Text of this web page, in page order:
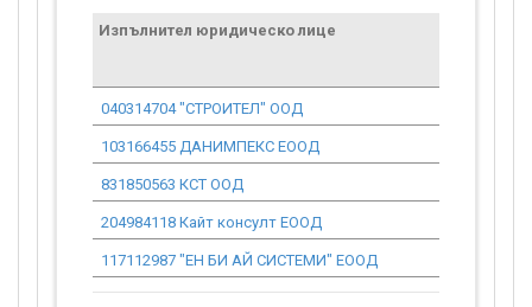
Изпълнител юридическо лице
040314704 "СТРОИТЕЛ" ООД
103166455 ДАНИМПЕКС ЕООД
831850563 КСТ ООД
204984118 Кайт консулт ЕООД
117112987 "ЕН БИ АЙ СИСТЕМИ" ЕООД